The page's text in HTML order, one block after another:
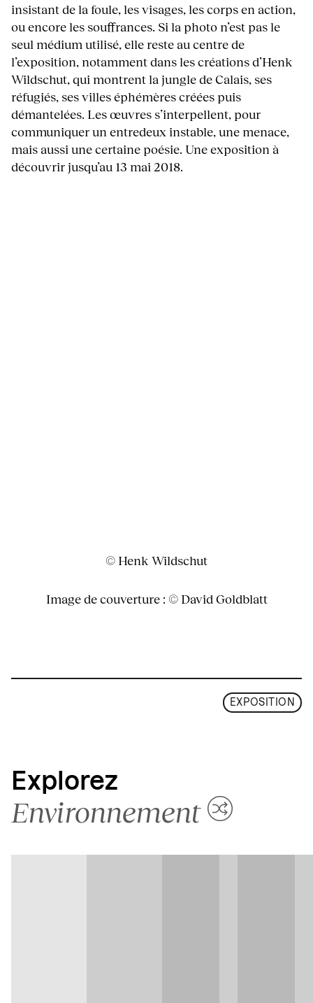
insistant de la foule, les visages, les corps en action,
ou encore les souffrances. Si la photo n’est pas le
seul médium utilisé, elle reste au centre de
l’exposition, notamment dans les créations d’Henk
Wildschut, qui montrent la jungle de Calais, ses
réfugiés, ses villes éphémères créées puis
démantelées. Les œuvres s’interpellent, pour
communiquer un entredeux instable, une menace,
mais aussi une certaine poésie. Une exposition à
découvrir jusqu’au 13 mai 2018.
© Henk Wildschut
Image de couverture : © David Goldblatt
EXPOSITION
Explorez
Environnement